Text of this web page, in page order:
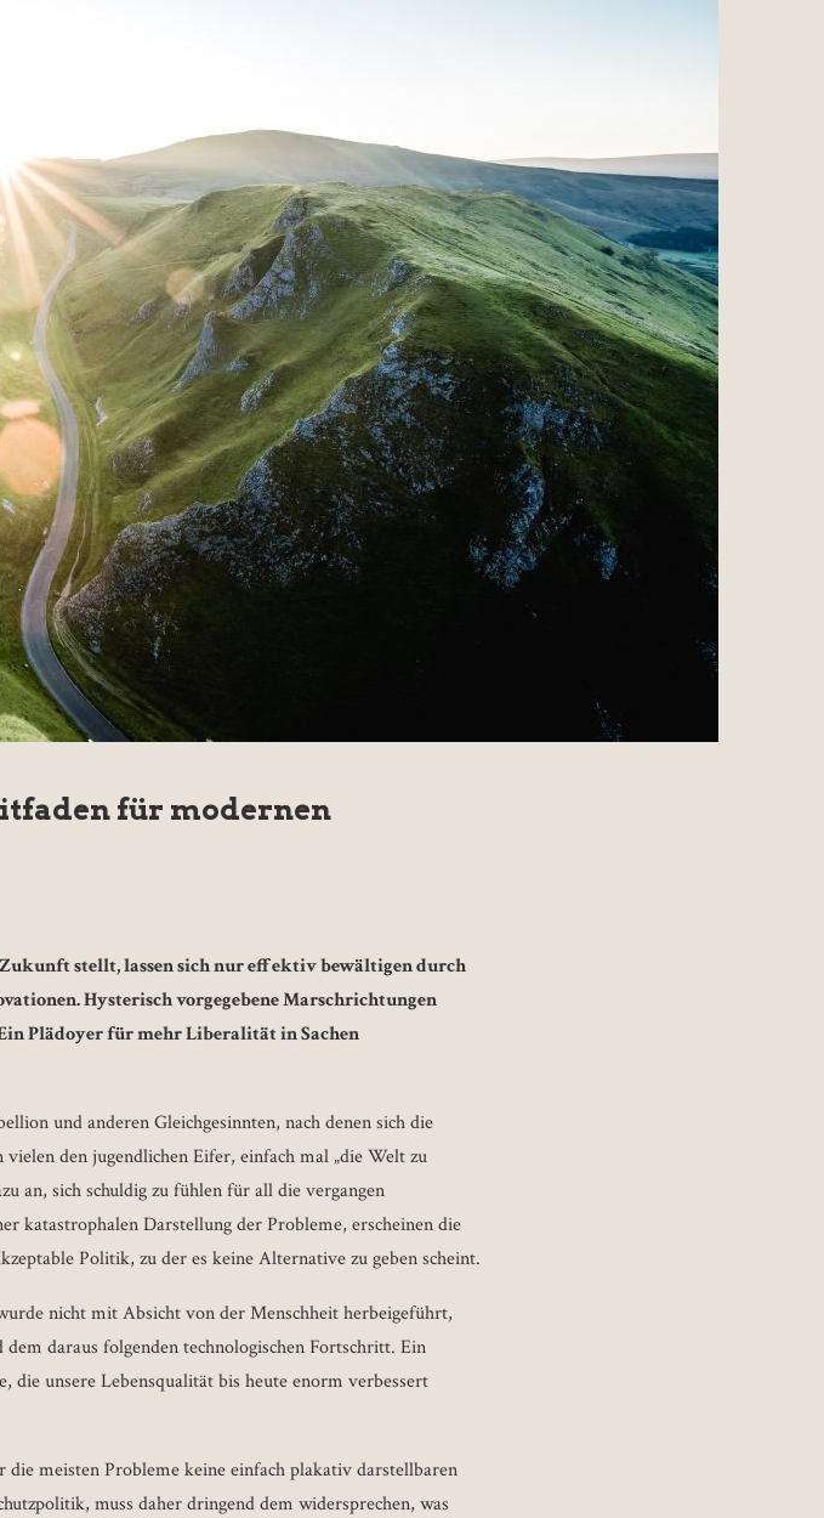
für modernen
stellt, lassen sich nur effektiv bewältigen durch
Hysterisch vorgegebene Marschrichtungen
Plädoyer für mehr Liberalität in Sachen
und anderen Gleichgesinnten, nach denen sich die
den jugendlichen Eifer, einfach mal „die Welt zu
an, sich schuldig zu fühlen für all die vergangen
katastrophalen Darstellung der Probleme, erscheinen die
Politik, zu der es keine Alternative zu geben scheint.
nicht mit Absicht von der Menschheit herbeigeführt,
daraus folgenden technologischen Fortschritt. Ein
die unsere Lebensqualität bis heute enorm verbessert
meisten Probleme keine einfach plakativ darstellbaren
muss daher dringend dem widersprechen, was